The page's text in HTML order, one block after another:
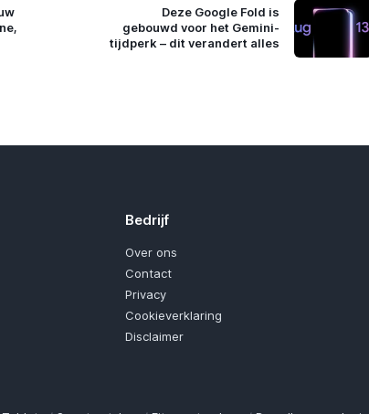
Deze Google Fold is
gebouwd voor het Gemini-
tijdperk – dit verandert alles
Bedrijf
Over ons
Contact
Privacy
Cookieverklaring
Disclaimer